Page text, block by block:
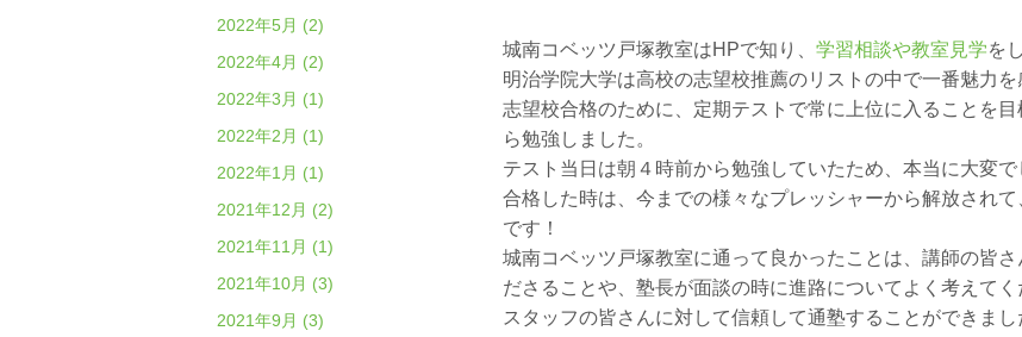
城南コベッツ戸塚教室はHPで知り、 学習相談や教室見学を
明治学院大学は高校の志望校推薦のリストの中で一番魅力を
志望校合格のために、定期テストで常に上位に入ることを
ら勉強しました。
テスト当日は朝４時前から勉強していたため、本当に大変で
合格した時は、今までの様々なプレッシャーから解放され
です！
城南コベッツ戸塚教室に通って良かったことは、講師の皆
ださることや、塾長が面談の時に進路についてよく考えてく
スタッフの皆さんに対して信頼して通塾することができまし
2022年5月 (2)
2022年4月 (2)
2022年3月 (1)
2022年2月 (1)
2022年1月 (1)
2021年12月 (2)
2021年11月 (1)
2021年10月 (3)
2021年9月 (3)